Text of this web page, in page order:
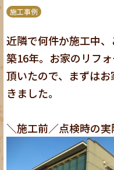
施工事例
近隣で何件か施工中、
築16年。お家のリフ
頂いたので、まずは
きました。
＼施工前／点検時の実